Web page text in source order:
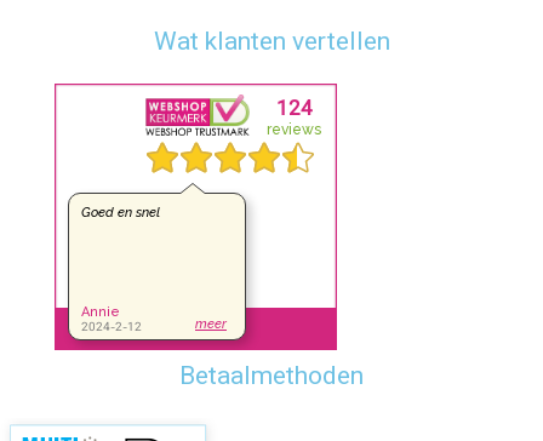
Wat klanten vertellen
Betaalmethoden